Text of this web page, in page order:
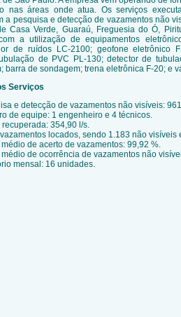
nas áreas onde atua. Os serviços
a pesquisa e detecção de vazamentos não
Casa Verde, Guaraú, Freguesia do Ó,
a utilização de equipamentos
de ruídos LC-2100; geofone eletrônico
de PVC PL-130; detector de
barra de sondagem; trena eletrônica F-20; e
Serviços
e detecção de vazamentos não visíveis:
de equipe: 1 engenheiro e 4 técnicos.
recuperada: 354,90 l/s.
locados, sendo 1.183 não visíveis
médio de acerto de vazamentos: 99,92 %.
médio de ocorrência de vazamentos não
mensal: 16 unidades.